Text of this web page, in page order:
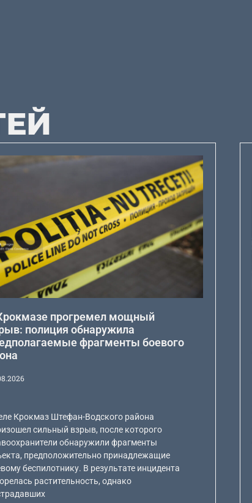
прогремел мощный
полиция обнаружила
фрагменты боевого
Крокмаз Штефан-Водского района
сильный взрыв, после которого
обнаружили фрагменты
предположительно принадлежащие
беспилотнику. В результате инцидента
растительность, однако